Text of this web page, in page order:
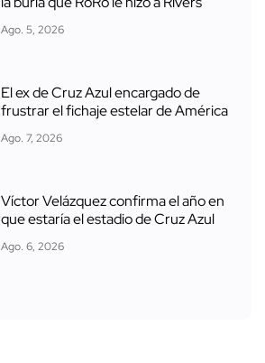
Ago. 5, 2026
El ex de Cruz Azul encargado de
frustrar el fichaje estelar de América
Ago. 7, 2026
Víctor Velázquez confirma el año en
que estaría el estadio de Cruz Azul
Ago. 6, 2026